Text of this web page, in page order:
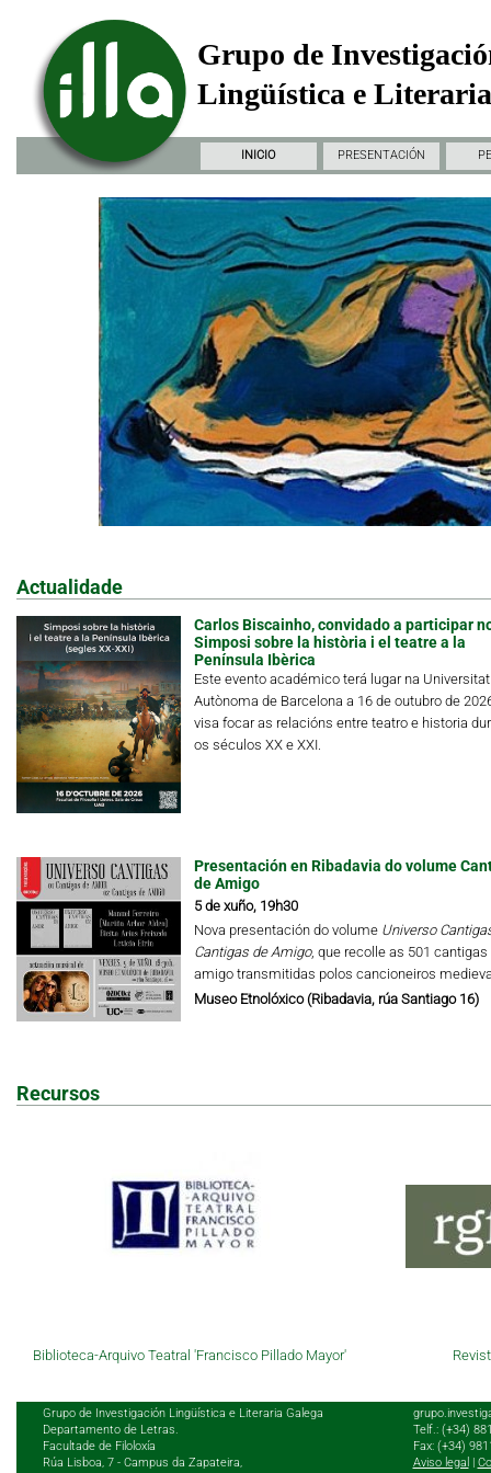
Grupo de
Lingüística e
INICIO PRESENTACIÓN
Actualidade
Carlos Biscainho, convidado a participar
Simposi sobre la història i el teatre a la
Península Ibèrica
Este evento académico terá lugar na Universitat
Autònoma de Barcelona a 16 de outubro de
visa focar as relacións entre teatro e historia
os séculos XX e XXI.
Presentación en Ribadavia do volume
de Amigo
5 de xuño, 19h30
Nova presentación do volume Universo
Cantigas de Amigo, que recolle as 501 cantigas
amigo transmitidas polos cancioneiros
Museo Etnolóxico (Ribadavia, rúa Santiago 16)
Recursos
Biblioteca-Arquivo Teatral 'Francisco Pillado Mayor'
Grupo de Investigación Lingüística e Literaria Galega
Departamento de Letras.
Facultade de Filoloxía
Rúa Lisboa, 7 - Campus da Zapateira,
Telf.: (+34)
Fax: (+34)
Aviso legal |